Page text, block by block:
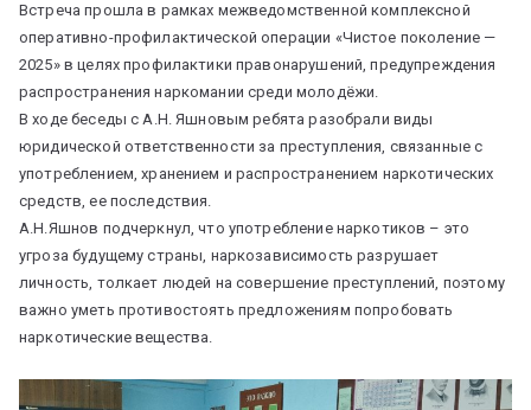
Встреча прошла в рамках межведомственной комплексной
оперативно-профилактической операции «Чистое поколение —
2025» в целях профилактики правонарушений, предупреждения
распространения наркомании среди молодёжи.
В ходе беседы с А.Н. Яшновым ребята разобрали виды
юридической ответственности за преступления, связанные с
употреблением, хранением и распространением наркотических
средств, ее последствия.
А.Н.Яшнов подчеркнул, что употребление наркотиков – это
угроза будущему страны, наркозависимость разрушает
личность, толкает людей на совершение преступлений, поэтому
важно уметь противостоять предложениям попробовать
наркотические вещества.